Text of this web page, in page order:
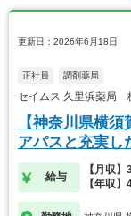
更新日：2026年6月18日
正社員 調剤薬局
セイムス 久里浜薬局
【神奈川県横
アパスと充実
給与
【月収
【年収